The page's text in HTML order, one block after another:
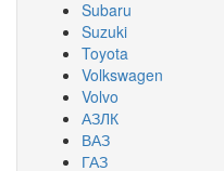
Subaru
Suzuki
Toyota
Volkswagen
Volvo
АЗЛК
ВАЗ
ГАЗ